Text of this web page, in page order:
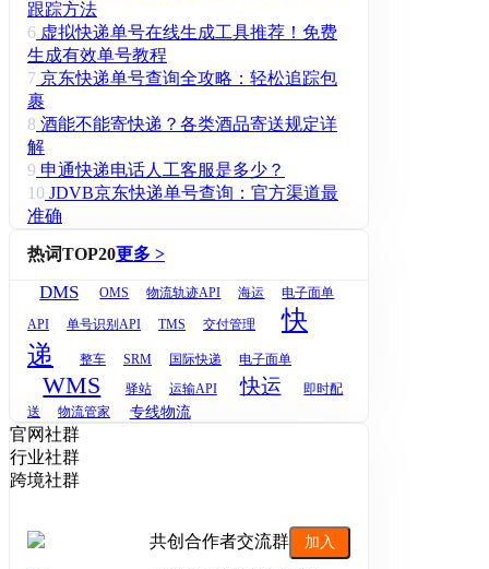
跟踪方法
6 虚拟快递单号在线生成工具推荐！免费
生成有效单号教程
7 京东快递单号查询全攻略：轻松追踪包
裹
8 酒能不能寄快递？各类酒品寄送规定详
解
9 申通快递电话人工客服是多少？
10 JDVB京东快递单号查询：官方渠道最
准确
热词TOP20更多 >
DMS OMS 物流轨迹API 海运 电子面单
API 单号识别API TMS 交付管理
快
递
整车 SRM 国际快递 电子面单
WMS 驿站 运输API 快运
即时配
送
物流管家 专线物流
官网社群
行业社群
跨境社群
共创合作者交流群 加入